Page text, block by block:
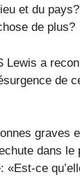
et du
de plus?
Lewis a
de
graves
dans
«Est-ce